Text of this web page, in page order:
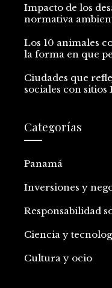
Impacto de los
normativa
Los 10 animales
la forma en que
Ciudades que
sociales con
Categorías
Panamá
Inversiones y
Responsabilidad
Ciencia y
Cultura y ocio